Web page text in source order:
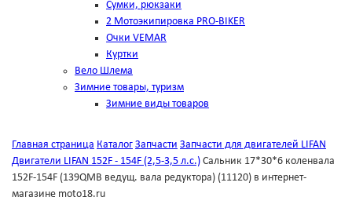
Сумки, рюкзаки
2 Мотоэкипировка PRO-BIKER
Очки VEMAR
Куртки
Вело Шлема
Зимние товары, туризм
Зимние виды товаров
Главная страница Каталог Запчасти Запчасти для двигателей LIFAN
Двигатели LIFAN 152F - 154F (2,5-3,5 л.с.) Сальник 17*30*6 коленвала
152F-154F (139QMB ведущ. вала редуктора) (11120) в интернет-
магазине moto18.ru